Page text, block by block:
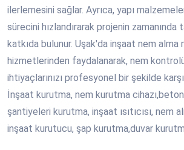
ilerlemesini sağlar. Ayrıca, yapı
sürecini hızlandırarak projenin zamanında
katkıda bulunur. Uşak'da inşaat nem alma
hizmetlerinden faydalanarak, nem
ihtiyaçlarınızı profesyonel bir şekilde
İnşaat kurutma, nem kurutma
şantiyeleri kurutma, inşaat ısıtıcısı, nem
inşaat kurutucu, şap kurutma,duvar